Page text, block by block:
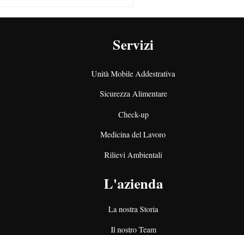
differenze e nomina
Servizi
Unità Mobile Addestrativa
Sicurezza Alimentare
Check-up
Medicina del Lavoro
Rilievi Ambientali
L'azienda
La nostra Storia
Il nostro Team